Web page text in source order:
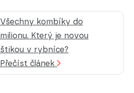
Všechny kombíky do
milionu. Který je novou
štikou v rybníce?
Přečíst článek